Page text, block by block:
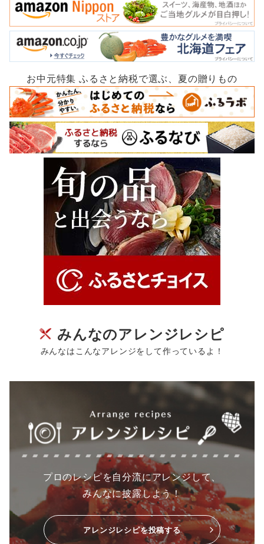
お中元特集 ふるさと納税で選ぶ、夏の贈りもの
みんなのアレンジレシピ
みんなはこんなアレンジをして作っているよ！
プロのレシピを自分流にアレンジして、
みんなに披露しよう！
アレンジレシピを投稿する